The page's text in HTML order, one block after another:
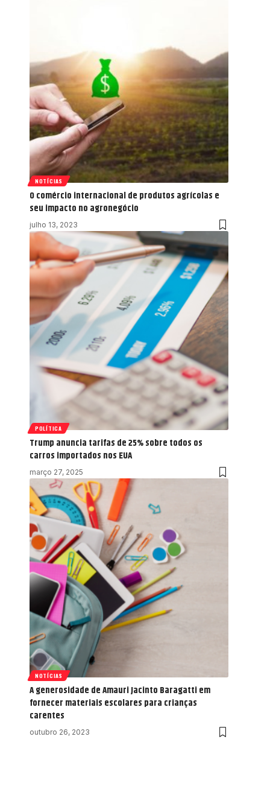
NOTÍCIAS
O comércio internacional de produtos agrícolas e
seu impacto no agronegócio
julho 13, 2023
POLÍTICA
Trump anuncia tarifas de 25% sobre todos os
carros importados nos EUA
março 27, 2025
NOTÍCIAS
A generosidade de Amauri Jacinto Baragatti em
fornecer materiais escolares para crianças
carentes
outubro 26, 2023